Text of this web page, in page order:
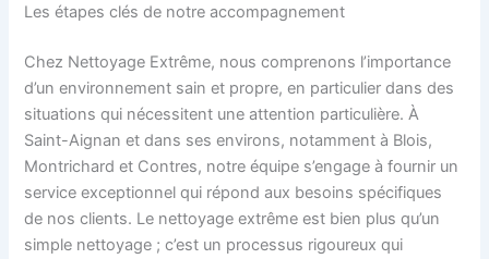
Les étapes clés de notre accompagnement
Chez Nettoyage Extrême, nous comprenons l’importance
d’un environnement sain et propre, en particulier dans des
situations qui nécessitent une attention particulière. À
Saint-Aignan et dans ses environs, notamment à Blois,
Montrichard et Contres, notre équipe s’engage à fournir un
service exceptionnel qui répond aux besoins spécifiques
de nos clients. Le nettoyage extrême est bien plus qu’un
simple nettoyage ; c’est un processus rigoureux qui